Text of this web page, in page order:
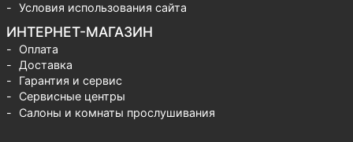
Условия использования сайта
ИНТЕРНЕТ-МАГАЗИН
Оплата
Доставка
Гарантия и сервис
Сервисные центры
Салоны и комнаты прослушивания